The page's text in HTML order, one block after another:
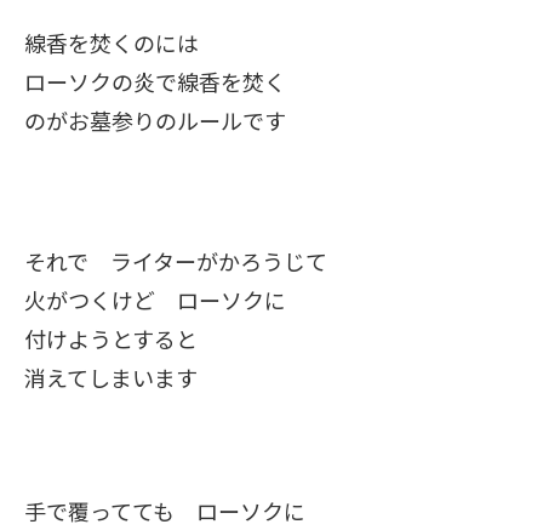
線香を焚くのには
ローソクの炎で線香を焚く
のがお墓参りのルールです
それで ライターがかろうじて
火がつくけど ローソクに
付けようとすると
消えてしまいます
手で覆ってても ローソクに